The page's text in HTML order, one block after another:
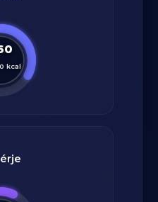
kcal